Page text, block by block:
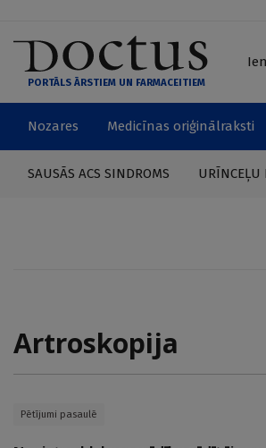
PORTĀLS ĀRSTIEM UN FARMACEITIEM
Nozares Medicīnas oriģinālraksti
SAUSĀS ACS SINDROMS URĪNCEĻU
Artroskopija
Pētījumi pasaulē